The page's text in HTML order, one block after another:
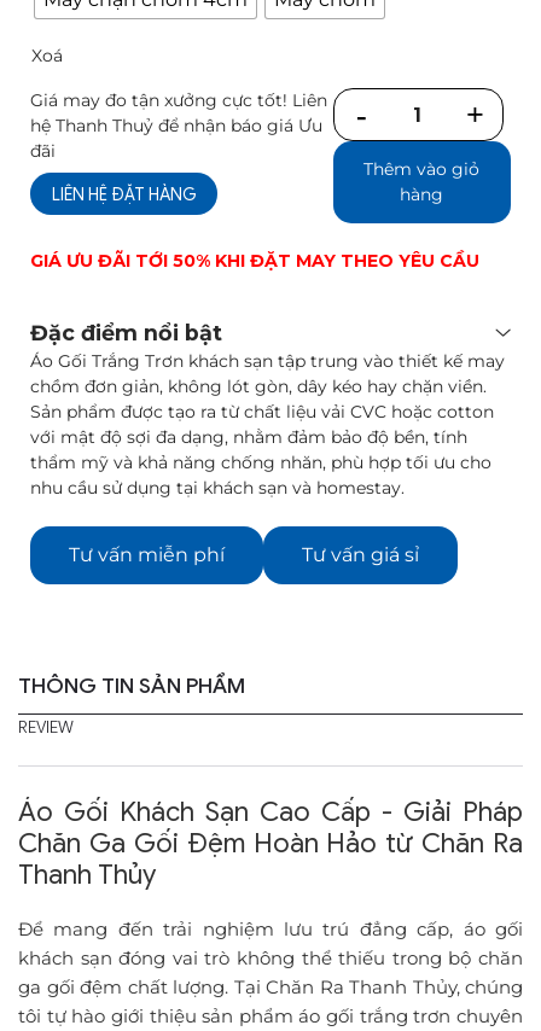
Xoá
Giá may đo tận xưởng cực tốt! Liên
hệ Thanh Thuỷ để nhận báo giá Ưu
đãi
LIÊN HỆ ĐẶT HÀNG
Số
lượng
Thêm vào giỏ
hàng
GIÁ ƯU ĐÃI TỚI 50% KHI ĐẶT MAY THEO YÊU CẦU
Đặc điểm nổi bật
Áo Gối Trắng Trơn khách sạn tập trung vào thiết kế may
chồm đơn giản, không lót gòn, dây kéo hay chặn viền.
Sản phẩm được tạo ra từ chất liệu vải CVC hoặc cotton
với mật độ sợi đa dạng, nhằm đảm bảo độ bền, tính
thẩm mỹ và khả năng chống nhăn, phù hợp tối ưu cho
nhu cầu sử dụng tại khách sạn và homestay.
Tư vấn miễn phí Tư vấn giá sỉ
THÔNG TIN SẢN PHẨM
REVIEW
Áo Gối Khách Sạn Cao Cấp - Giải Pháp
Chăn Ga Gối Đệm Hoàn Hảo từ Chăn Ra
Thanh Thủy
Để mang đến trải nghiệm lưu trú đẳng cấp, áo gối
khách sạn đóng vai trò không thể thiếu trong bộ chăn
ga gối đệm chất lượng. Tại Chăn Ra Thanh Thủy, chúng
tôi tự hào giới thiệu sản phẩm áo gối trắng trơn chuyên